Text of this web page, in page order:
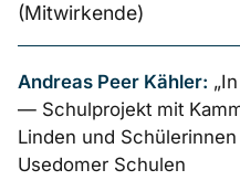
(Mitwirkende)
Andreas Peer Kähler:
— Schulprojekt mit
Linden und
Usedomer Schulen